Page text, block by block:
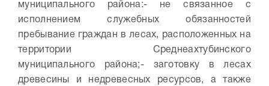
муниципального района:- не связанное с
исполнением служебных обязанностей
пребывание граждан в лесах, расположенных на
территории Среднеахтубинского
муниципального района;- заготовку в лесах
древесины и недревесных ресурсов, а также